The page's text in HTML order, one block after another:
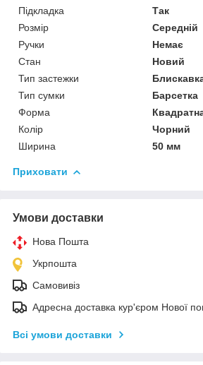
Підкладка
Так
Розмір
Середній
Ручки
Немає
Стан
Новий
Тип застежки
Тип сумки
Барсетка
Форма
Колір
Чорний
Ширина
50 мм
Приховати
Умови доставки
Нова Пошта
Укрпошта
Самовивіз
Адресна доставка кур'єром Нової
Всі умови доставки